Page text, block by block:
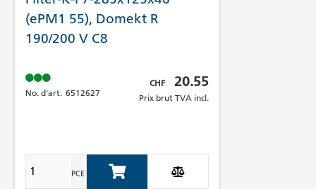
(ePM1 55), Domekt R
190/200 V C8
Prix brut TVA incl.
CHF 20.55
Prix brut TVA incl.
No. d'art. 6512627
PCE Add to Cart